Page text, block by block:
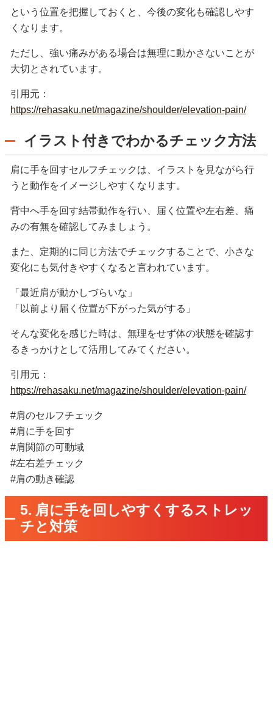
という位置を把握しておくと、今後の変化も確認しやす
くなります。
ただし、強い痛みがある場合は無理に動かさないことが
大切とされています。
引用元：
https://rehasaku.net/magazine/shoulder/elevation-pain/
イラスト付きでわかるチェック方法
肩に手を回すセルフチェックは、イラストを見ながら行
うと動作をイメージしやすくなります。
背中へ手を回す結帯動作を行い、届く位置や左右差、痛
みの有無を確認してみましょう。
また、定期的に同じ方法でチェックすることで、小さな
変化にも気付きやすくなると言われています。
「最近肩が動かしづらいな」
「以前より届く位置が下がった気がする」
そんな変化を感じた時は、無理をせず体の状態を確認す
るきっかけとして活用してみてください。
引用元：
https://rehasaku.net/magazine/shoulder/elevation-pain/
#肩のセルフチェック
#肩に手を回す
#肩関節の可動域
#左右差チェック
#肩の動き確認
5. 肩に手を回しやすくするストレッ
チと対策